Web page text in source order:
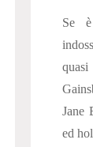
Se
Jane
ed